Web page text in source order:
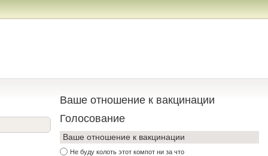
Ваше отношение к вакцинации
Голосование
Ваше отношение к вакцинации
Не буду колоть этот компот ни за что